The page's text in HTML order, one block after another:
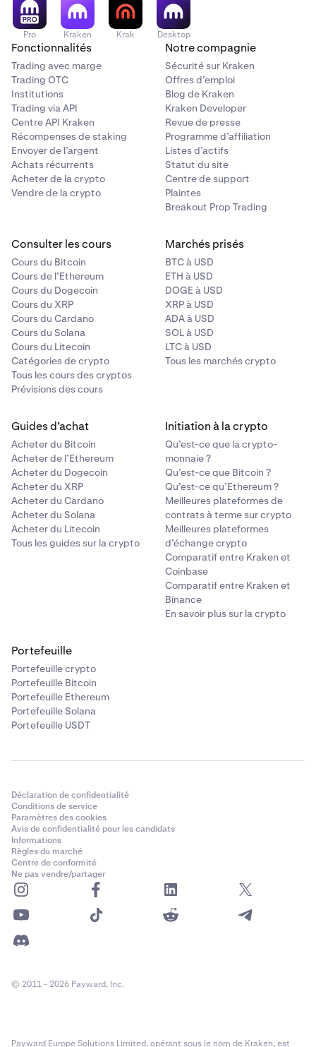
Pro Kraken Krak Desktop
Fonctionnalités
Trading avec marge
Trading OTC
Institutions
Trading via API
Centre API Kraken
Récompenses de staking
Envoyer de l’argent
Achats récurrents
Acheter de la crypto
Vendre de la crypto
Notre compagnie
Sécurité sur Kraken
Offres d’emploi
Blog de Kraken
Kraken Developer
Revue de presse
Programme d’affiliation
Listes d’actifs
Statut du site
Centre de support
Plaintes
Breakout Prop Trading
Consulter les cours
Cours du Bitcoin
Cours de l’Ethereum
Cours du Dogecoin
Cours du XRP
Cours du Cardano
Cours du Solana
Cours du Litecoin
Catégories de crypto
Tous les cours des cryptos
Prévisions des cours
Marchés prisés
BTC à USD
ETH à USD
DOGE à USD
XRP à USD
ADA à USD
SOL à USD
LTC à USD
Tous les marchés crypto
Guides d’achat
Acheter du Bitcoin
Acheter de l’Ethereum
Acheter du Dogecoin
Acheter du XRP
Acheter du Cardano
Acheter du Solana
Acheter du Litecoin
Tous les guides sur la crypto
Initiation à la crypto
Qu’est-ce que la crypto-
monnaie ?
Qu’est-ce que Bitcoin ?
Qu’est-ce qu’Ethereum ?
Meilleures plateformes de
contrats à terme sur crypto
Meilleures plateformes
d’échange crypto
Comparatif entre Kraken et
Coinbase
Comparatif entre Kraken et
Binance
En savoir plus sur la crypto
Portefeuille
Portefeuille crypto
Portefeuille Bitcoin
Portefeuille Ethereum
Portefeuille Solana
Portefeuille USDT
Déclaration de confidentialité
Conditions de service
Paramètres des cookies
Avis de confidentialité pour les candidats
Informations
Règles du marché
Centre de conformité
Ne pas vendre/partager
© 2011 - 2026 Payward, Inc.
Payward Europe Solutions Limited, opérant sous le nom de Kraken, est